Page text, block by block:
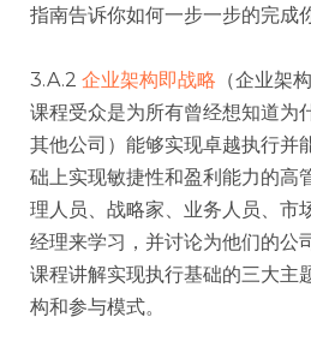
指南告诉你如何一步一步的完成
3.A.2 企业架构即战略 （企业架
课程受众是为所有曾经想知道为
其他公司）能够实现卓越执行并
础上实现敏捷性和盈利能力的高
理人员、战略家、业务人员、市
经理来学习，并讨论为他们的公
课程讲解实现执行基础的三大主
构和参与模式。